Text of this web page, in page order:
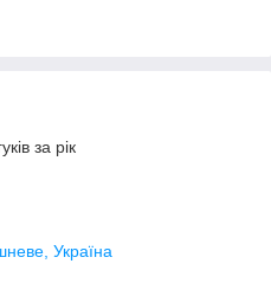
за рік
Україна